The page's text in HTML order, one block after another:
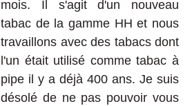
mois. Il s'agit d'un nouveau
tabac de la gamme HH et nous
travaillons avec des tabacs dont
l'un était utilisé comme tabac à
pipe il y a déjà 400 ans. Je suis
désolé de ne pas pouvoir vous